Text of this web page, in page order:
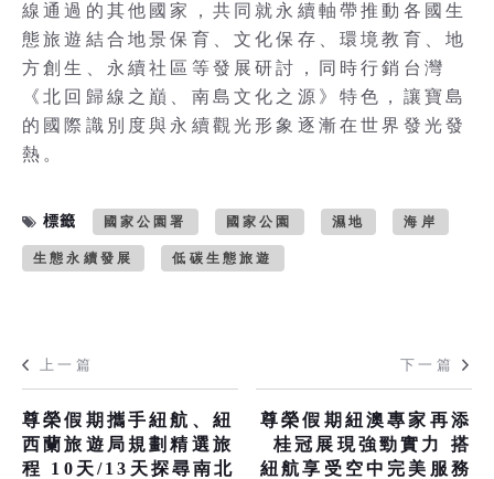
線通過的其他國家，共同就永續軸帶推動各國生
態旅遊結合地景保育、文化保存、環境教育、地
方創生、永續社區等發展研討，同時行銷台灣
《北回歸線之巔、南島文化之源》特色，讓寶島
的國際識別度與永續觀光形象逐漸在世界發光發
熱。
標籤 國家公園署 國家公園 濕地 海岸
生態永續發展 低碳生態旅遊
上一篇
尊榮假期攜手紐航、紐
西蘭旅遊局規劃精選旅
程 10天/13天探尋南北
下一篇
尊榮假期紐澳專家再添
桂冠展現強勁實力 搭
紐航享受空中完美服務